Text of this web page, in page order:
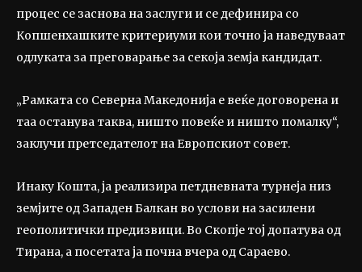
процес се заснова на заслуги и се дефинира со
Копшенхашките критериуми кои точно ја наведуваат
одлуката за преговарање за секоја земја кандидат.
„Рамката со Северна Македонија е веќе договорена и
таа останува таква, ништо повеќе и ништо помалку“,
заклучи претседателот на Европскиот совет.
Инаку Кошта, ја реализира петдневната турнеја низ
земјите од Западен Балкан во услови на засилени
геополитички предизвици. Во Скопје тој допатува од
Тирана, а посетата ја почна вчера од Сараево.